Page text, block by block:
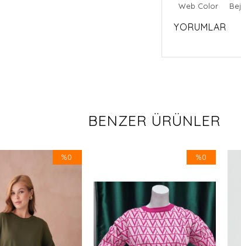
Web Color Bej
YORUMLAR
BENZER ÜRÜNLER
%0 %0